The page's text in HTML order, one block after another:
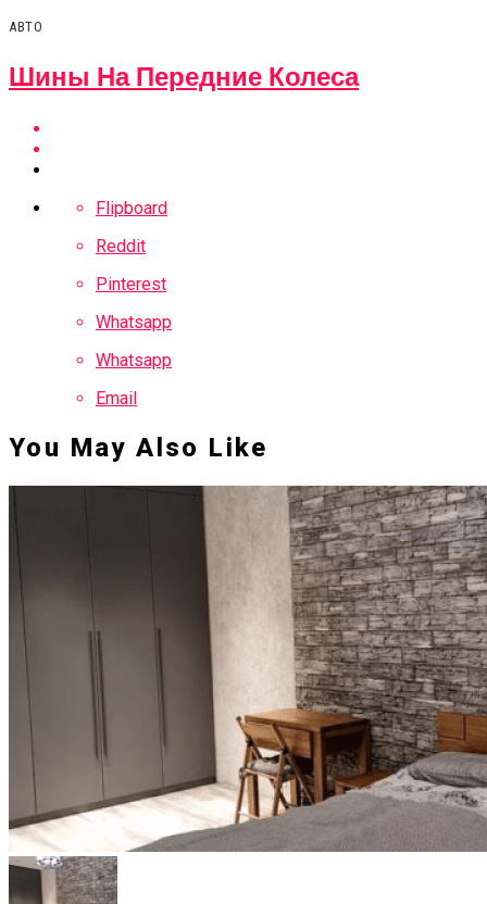
АВТО
Шины На Передние Колеса
Flipboard
Reddit
Pinterest
Whatsapp
Whatsapp
Email
You May Also Like